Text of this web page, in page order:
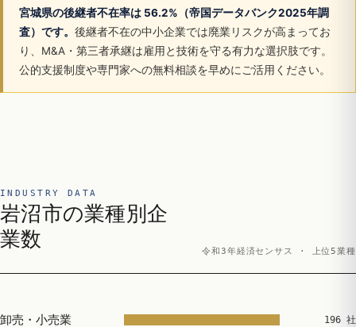
宮城県の後継者不在率は 56.2%（帝国データバンク2025年調
査）です。 後継者不在の中小企業では廃業リスクが高まってお
り、M&A・第三者承継は雇用と技術を守る有力な選択肢です。
公的支援制度や専門家への無料相談を早めにご活用ください。
INDUSTRY DATA
岩沼市の業種別企
業数
令和3年経済センサス · 上位5業種
卸売・小売業 196 社